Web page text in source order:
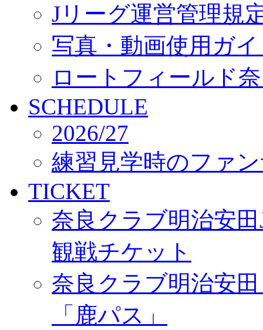
Jリーグ運営管理規
写真・動画使用ガ
ロートフィールド
SCHEDULE
2026/27
練習見学時のファ
TICKET
奈良クラブ明治安
観戦チケット
奈良クラブ明治安
「鹿パス」